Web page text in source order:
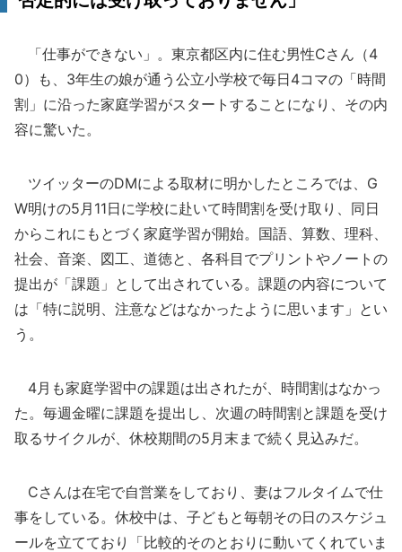
「仕事ができない」。東京都区内に住む男性Cさん（4
0）も、3年生の娘が通う公立小学校で毎日4コマの「時間
割」に沿った家庭学習がスタートすることになり、その内
容に驚いた。
ツイッターのDMによる取材に明かしたところでは、G
W明けの5月11日に学校に赴いて時間割を受け取り、同日
からこれにもとづく家庭学習が開始。国語、算数、理科、
社会、音楽、図工、道徳と、各科目でプリントやノートの
提出が「課題」として出されている。課題の内容について
は「特に説明、注意などはなかったように思います」とい
う。
4月も家庭学習中の課題は出されたが、時間割はなかっ
た。毎週金曜に課題を提出し、次週の時間割と課題を受け
取るサイクルが、休校期間の5月末まで続く見込みだ。
Cさんは在宅で自営業をしており、妻はフルタイムで仕
事をしている。休校中は、子どもと毎朝その日のスケジュ
ールを立てており「比較的そのとおりに動いてくれていま